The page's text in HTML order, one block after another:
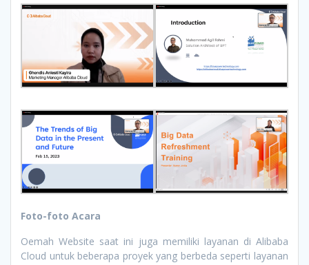
Foto-foto Acara
Oemah Website saat ini juga memiliki layanan di Alibaba
Cloud untuk beberapa proyek yang berbeda seperti layanan